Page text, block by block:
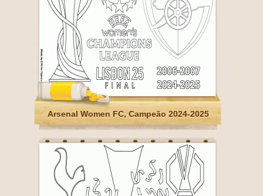
Arsenal Women FC, Campeão 2024-2025